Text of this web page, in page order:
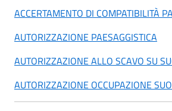
ACCERTAMENTO DI COMPATIBILITÀ
AUTORIZZAZIONE PAESAGGISTICA
AUTORIZZAZIONE ALLO SCAVO SU
AUTORIZZAZIONE OCCUPAZIONE